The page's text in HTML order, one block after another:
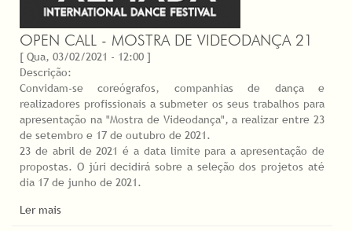
OPEN CALL - MOSTRA DE VIDEODANÇA 21
[ Qua, 03/02/2021 - 12:00 ]
Descrição:
Convidam-se coreógrafos, companhias de dança e
realizadores profissionais a submeter os seus trabalhos para
apresentação na "Mostra de Videodança", a realizar entre 23
de setembro e 17 de outubro de 2021.
23 de abril de 2021 é a data limite para a apresentação de
propostas. O júri decidirá sobre a seleção dos projetos até
dia 17 de junho de 2021.
Ler mais